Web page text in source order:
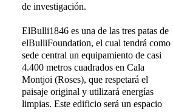
de investigación.
ElBulli1846 es una de las tres patas de
elBulliFoundation, el cual tendrá como
sede central un equipamiento de casi
4.400 metros cuadrados en Cala
Montjoi (Roses), que respetará el
paisaje original y utilizará energías
limpias. Este edificio será un espacio